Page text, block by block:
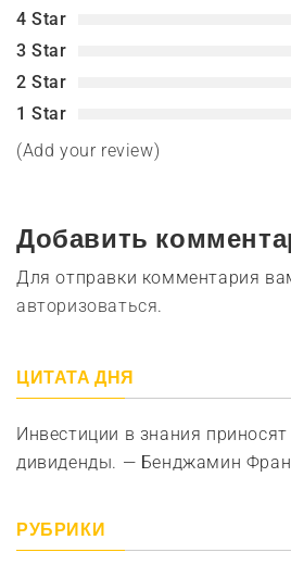
4 Star
3 Star
2 Star
1 Star
(Add your review)
Добавить
Для отправки комментария
авторизоваться.
ЦИТАТА ДНЯ
Инвестиции в знания
дивиденды. — Бенджамин
РУБРИКИ